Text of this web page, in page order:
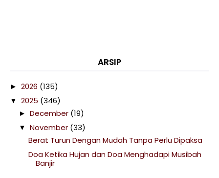
ARSIP
► 2026 (135)
▼ 2025 (346)
► December (19)
▼ November (33)
Berat Turun Dengan Mudah Tanpa Perlu Dipaksa
Doa Ketika Hujan dan Doa Menghadapi Musibah
Banjir